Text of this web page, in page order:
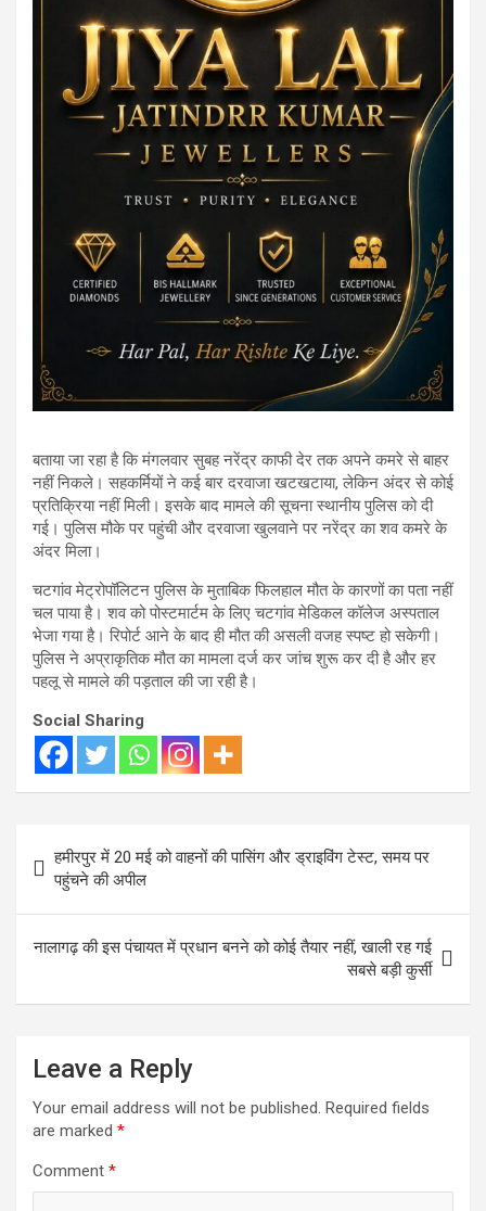
बताया जा रहा है कि मंगलवार सुबह नरेंद्र काफी देर तक अपने कमरे से बाहर
नहीं निकले। सहकर्मियों ने कई बार दरवाजा खटखटाया, लेकिन अंदर से कोई
प्रतिक्रिया नहीं मिली। इसके बाद मामले की सूचना स्थानीय पुलिस को दी
गई। पुलिस मौके पर पहुंची और दरवाजा खुलवाने पर नरेंद्र का शव कमरे के
अंदर मिला।
चटगांव मेट्रोपॉलिटन पुलिस के मुताबिक फिलहाल मौत के कारणों का पता नहीं
चल पाया है। शव को पोस्टमार्टम के लिए चटगांव मेडिकल कॉलेज अस्पताल
भेजा गया है। रिपोर्ट आने के बाद ही मौत की असली वजह स्पष्ट हो सकेगी।
पुलिस ने अप्राकृतिक मौत का मामला दर्ज कर जांच शुरू कर दी है और हर
पहलू से मामले की पड़ताल की जा रही है।
Social Sharing
Post
navigation
हमीरपुर में 20 मई को वाहनों की पासिंग और ड्राइविंग टेस्ट, समय पर
पहुंचने की अपील
नालागढ़ की इस पंचायत में प्रधान बनने को कोई तैयार नहीं, खाली रह गई
सबसे बड़ी कुर्सी
Leave a Reply
Your email address will not be published. Required fields
are marked *
Comment *